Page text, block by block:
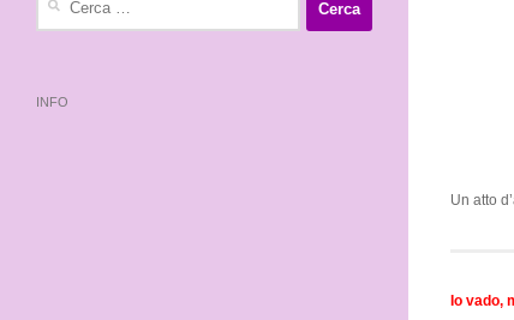
Un atto
Io vado,
INFO